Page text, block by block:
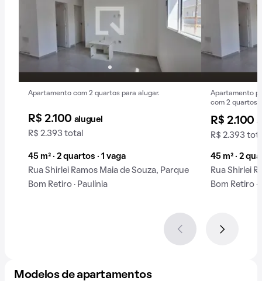
Apartamento com 2 quartos para alugar.
R$ 2.100 aluguel
R$ 2.393 total
45 m² · 2 quartos · 1 vaga
Rua Shirlei Ramos Maia de Souza, Parque
Bom Retiro · Paulínia
Apartamento
com 2 quartos.
R$ 2.100
R$ 2.393
45 m² · 2
Rua Shirlei
Bom Retiro ·
Modelos de apartamentos